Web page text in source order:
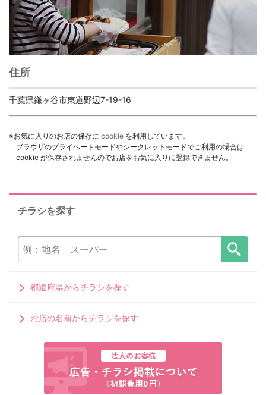
住所
千葉県鎌ヶ谷市東道野辺7-19-16
※お気に入りのお店の保存に cookie を利用しています。
ブラウザのプライベートモードやシークレットモードでご利用の場合は
cookie が保存されませんのでお店をお気に入りに登録できません。
チラシを探す
都道府県からチラシを探す
お店の名前からチラシを探す